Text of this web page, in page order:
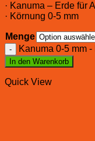
· Kanuma – Erde für
· Körnung 0-5 mm
Menge
Kanuma 0-5 mm
In den Warenkorb
Quick View